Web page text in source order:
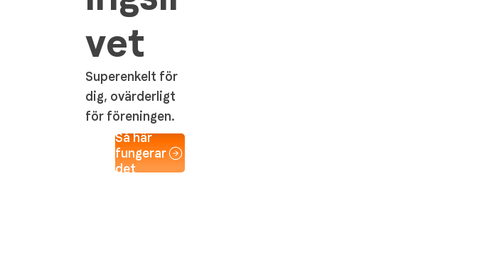
vet
Superenkelt för
dig, ovärderligt
för föreningen.
Så här
fungerar
det